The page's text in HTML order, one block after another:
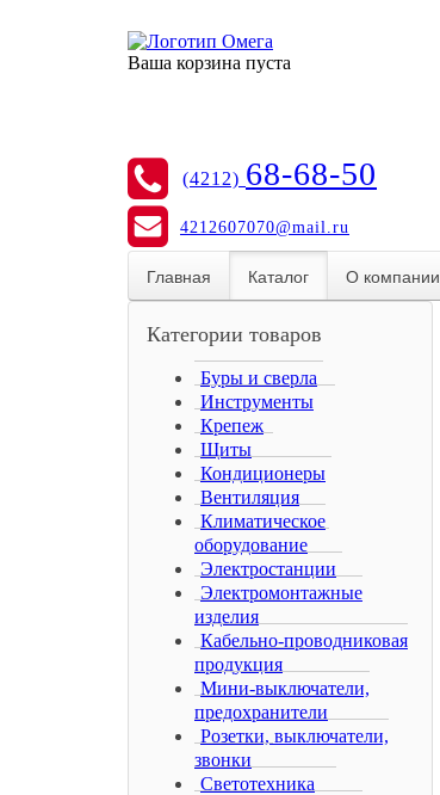
Ваша корзина пуста
(4212) 68-68-50
4212607070@mail.ru
Главная Каталог О компании
Категории товаров
Буры и сверла
Инструменты
Крепеж
Щиты
Кондиционеры
Вентиляция
Климатическое
оборудование
Электростанции
Электромонтажные
изделия
Кабельно-проводниковая
продукция
Мини-выключатели,
предохранители
Розетки, выключатели,
звонки
Светотехника